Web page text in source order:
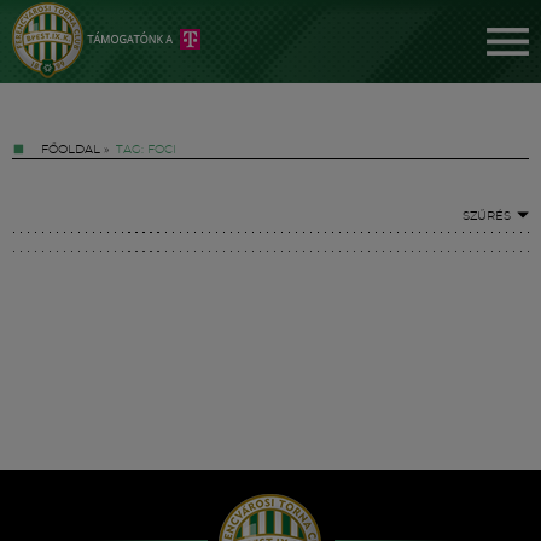
FŐOLDAL » TAG: FOCI
SZŰRÉS
Hírek